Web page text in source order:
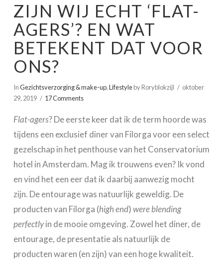
ZIJN WIJ ECHT ‘FLAT-
AGERS’? EN WAT
BETEKENT DAT VOOR
ONS?
InGezichtsverzorging & make-up,Lifestyleby Roryblokzijl
oktober
29, 2019
17 Comments
Flat-agers? De eerste keer dat ik de term hoorde was
tijdens een exclusief diner van Filorga voor een select
gezelschap in het penthouse van het Conservatorium
hotel in Amsterdam. Mag ik trouwens even? Ik vond
en vind het een eer dat ik daarbij aanwezig mocht
zijn. De entourage was natuurlijk geweldig. De
producten van Filorga (high end)were blending
perfectlyin de mooie omgeving. Zowel het diner, de
entourage, de presentatie als natuurlijk de
producten waren (en zijn) van een hoge kwaliteit.